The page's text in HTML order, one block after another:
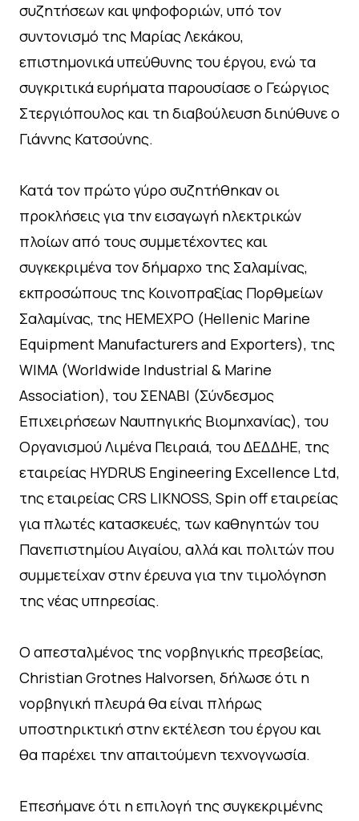
συζητήσεων και ψηφοφοριών, υπό τον
συντονισμό της Μαρίας Λεκάκου,
επιστημονικά υπεύθυνης του έργου, ενώ τα
συγκριτικά ευρήματα παρουσίασε ο Γεώργιος
Στεργιόπουλος και τη διαβούλευση διηύθυνε ο
Γιάννης Κατσούνης.
Κατά τον πρώτο γύρο συζητήθηκαν οι
προκλήσεις για την εισαγωγή ηλεκτρικών
πλοίων από τους συμμετέχοντες και
συγκεκριμένα τον δήμαρχο της Σαλαμίνας,
εκπροσώπους της Κοινοπραξίας Πορθμείων
Σαλαμίνας, της HEMEXPO (Hellenic Marine
Equipment Manufacturers and Exporters), της
WIMA (Worldwide Industrial & Marine
Association), του ΣΕΝΑΒΙ (Σύνδεσμος
Επιχειρήσεων Ναυπηγικής Βιομηχανίας), του
Οργανισμού Λιμένα Πειραιά, του ΔΕΔΔΗΕ, της
εταιρείας HYDRUS Engineering Excellence Ltd,
της εταιρείας CRS LIKNOSS, Spin off εταιρείας
για πλωτές κατασκευές, των καθηγητών του
Πανεπιστημίου Αιγαίου, αλλά και πολιτών που
συμμετείχαν στην έρευνα για την τιμολόγηση
της νέας υπηρεσίας.
Ο απεσταλμένος της νορβηγικής πρεσβείας,
Christian Grotnes Halvorsen, δήλωσε ότι η
νορβηγική πλευρά θα είναι πλήρως
υποστηρικτική στην εκτέλεση του έργου και
θα παρέχει την απαιτούμενη τεχνογνωσία.
Επεσήμανε ότι η επιλογή της συγκεκριμένης